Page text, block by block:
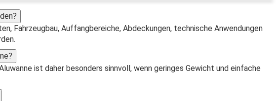
Fahrzeugbau, Auffangbereiche, Abdeckungen, technische Anwendungen
ist daher besonders sinnvoll, wenn geringes Gewicht und einfache